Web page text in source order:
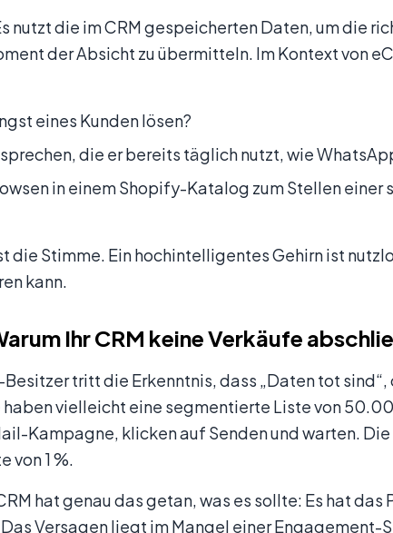
nutzt die im CRM gespeicherten Daten, um die
der Absicht zu übermitteln. Im Kontext von
eines Kunden lösen?
die er bereits täglich nutzt, wie
in einem Shopify-Katalog zum Stellen einer
die Stimme. Ein hochintelligentes Gehirn ist
kann.
Ihr CRM keine Verkäufe
tritt die Erkenntnis, dass „Daten tot sind“,
vielleicht eine segmentierte Liste von
Kampagne, klicken auf Senden und warten. Die
von 1 %.
hat genau das getan, was es sollte: Es hat das
Versagen liegt im Mangel einer Engagement-